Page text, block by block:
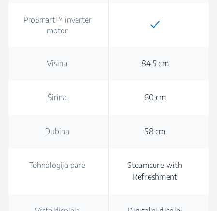
ProSmart™ inverter
motor
Visina 84.5 cm
Širina 60 cm
Dubina 58 cm
Tehnologija pare
Steamcure with
Refreshment